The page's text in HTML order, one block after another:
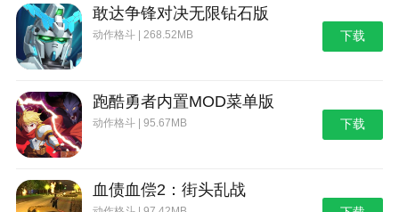
敢达争锋对决无限钻石版
动作格斗 | 268.52MB 下载
跑酷勇者内置MOD菜单版
动作格斗 | 95.67MB 下载
血债血偿2：街头乱战